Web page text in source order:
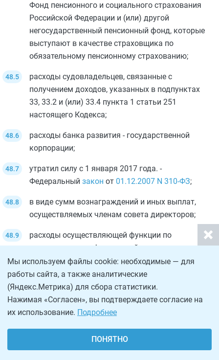
Фонд пенсионного и социального страхования
Российской Федерации и (или) другой
негосударственный пенсионный фонд, которые
выступают в качестве страховщика по
обязательному пенсионному страхованию;
расходы судовладельцев, связанные с
получением доходов, указанных в подпунктах
33, 33.2 и (или) 33.4 пункта 1 статьи 251
настоящего Кодекса;
расходы банка развития - государственной
корпорации;
утратил силу с 1 января 2017 года. -
Федеральный закон от 01.12.2007 N 310-ФЗ;
в виде сумм вознаграждений и иных выплат,
осуществляемых членам совета директоров;
расходы осуществляющей функции по
предоставлению финансовой поддержки на
проведение капитального ремонта
многоквартирных домов, переселение граждан
из аварийного жилищного фонда и
модернизацию систем коммунальной
инфраструктуры в соответствии с Федеральным
жилищно-коммунального хозяйства"
некоммерческой организации, понесенные в
Мы используем файлы cookie: необходимые — для
работы сайта, а также аналитические
(Яндекс.Метрика) для сбора статистики.
Нажимая «Согласен», вы подтверждаете согласие на
их использование. Подробнее
ПОНЯТНО